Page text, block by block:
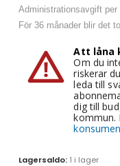
Administrationsavgift per
För 36 månader blir det
Att låna
Om du
riskerar
leda till
dig till
kommun.
Lagersaldo: 1 i lager